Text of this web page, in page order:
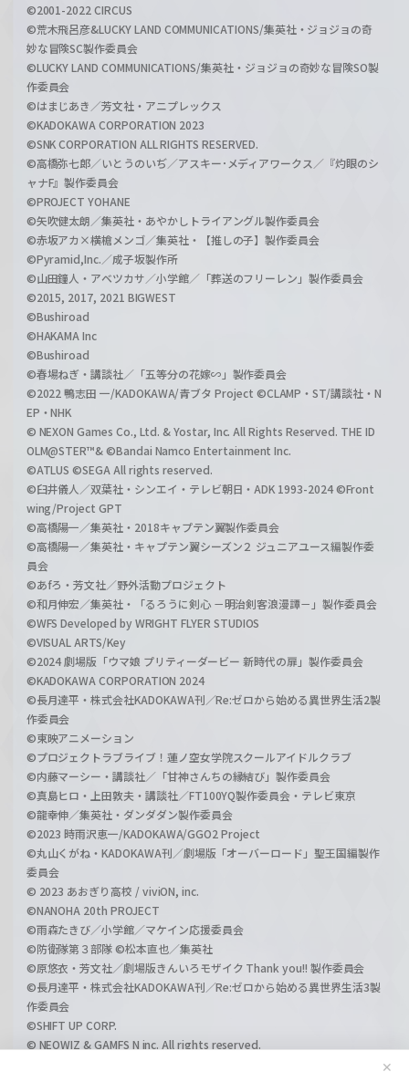
✕
©2001-2022 CIRCUS
©荒木飛呂彦&LUCKY LAND COMMUNICATIONS/集英社・ジョジョの奇
妙な冒険SC製作委員会
©LUCKY LAND COMMUNICATIONS/集英社・ジョジョの奇妙な冒険SO製
作委員会
©はまじあき／芳文社・アニプレックス
©KADOKAWA CORPORATION 2023
©SNK CORPORATION ALL RIGHTS RESERVED.
©高橋弥七郎／いとうのいぢ／アスキー･メディアワークス／『灼眼のシ
ャナF』製作委員会
©PROJECT YOHANE
©矢吹健太朗／集英社・あやかしトライアングル製作委員会
©赤坂アカ×横槍メンゴ／集英社・【推しの子】製作委員会
©Pyramid,Inc.／成子坂製作所
©山田鐘人・アベツカサ／小学館／「葬送のフリーレン」製作委員会
©2015, 2017, 2021 BIGWEST
©Bushiroad
©HAKAMA Inc
©Bushiroad
©春場ねぎ・講談社／「五等分の花嫁∽」製作委員会
©2022 鴨志田 一/KADOKAWA/青ブタ Project ©CLAMP・ST/講談社・N
EP・NHK
© NEXON Games Co., Ltd. & Yostar, Inc. All Rights Reserved. THE ID
OLM@STER™& ©Bandai Namco Entertainment Inc.
©ATLUS ©SEGA All rights reserved.
©臼井儀人／双葉社・シンエイ・テレビ朝日・ADK 1993-2024 ©Front
wing/Project GPT
©高橋陽一／集英社・2018キャプテン翼製作委員会
©高橋陽一／集英社・キャプテン翼シーズン２ ジュニアユース編製作委
員会
©あfろ・芳文社／野外活動プロジェクト
©和月伸宏／集英社・「るろうに剣心 －明治剣客浪漫譚－」製作委員会
©WFS Developed by WRIGHT FLYER STUDIOS
©VISUAL ARTS/Key
©2024 劇場版「ウマ娘 プリティーダービー 新時代の扉」製作委員会
©KADOKAWA CORPORATION 2024
©長月達平・株式会社KADOKAWA刊／Re:ゼロから始める異世界生活2製
作委員会
©東映アニメーション
©プロジェクトラブライブ！蓮ノ空女学院スクールアイドルクラブ
©内藤マーシー・講談社／「甘神さんちの縁結び」製作委員会
©真島ヒロ・上田敦夫・講談社／FT100YQ製作委員会・テレビ東京
©龍幸伸／集英社・ダンダダン製作委員会
©2023 時雨沢恵一/KADOKAWA/GGO2 Project
©丸山くがね・KADOKAWA刊／劇場版「オーバーロード」聖王国編製作
委員会
© 2023 あおぎり高校 / viviON, inc.
©NANOHA 20th PROJECT
©雨森たきび／小学館／マケイン応援委員会
©防衛隊第３部隊 ©松本直也／集英社
©原悠衣・芳文社／劇場版きんいろモザイク Thank you!! 製作委員会
©長月達平・株式会社KADOKAWA刊／Re:ゼロから始める異世界生活3製
作委員会
©SHIFT UP CORP.
© NEOWIZ & GAMFS N inc. All rights reserved.